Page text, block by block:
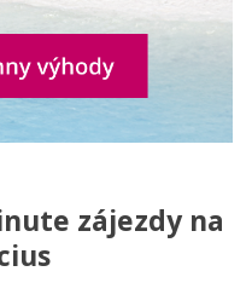
zájezdy na